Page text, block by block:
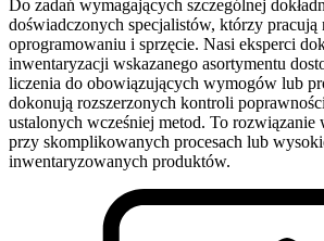
Do zadań wymagających szczególnej
doświadczonych specjalistów, którzy pracują
oprogramowaniu i sprzęcie. Nasi eksperci
inwentaryzacji wskazanego asortymentu
liczenia do obowiązujących wymogów lub
dokonują rozszerzonych kontroli
ustalonych wcześniej metod. To rozwiązanie
przy skomplikowanych procesach lub
inwentaryzowanych produktów.